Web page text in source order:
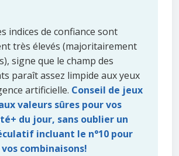
indices de confiance sont
très élevés (majoritairement
signe que le champ des
paraît assez limpide aux yeux
artificielle. Conseil de jeux
valeurs sûres pour vos
du jour, sans oublier un
incluant le n°10 pour
combinaisons!